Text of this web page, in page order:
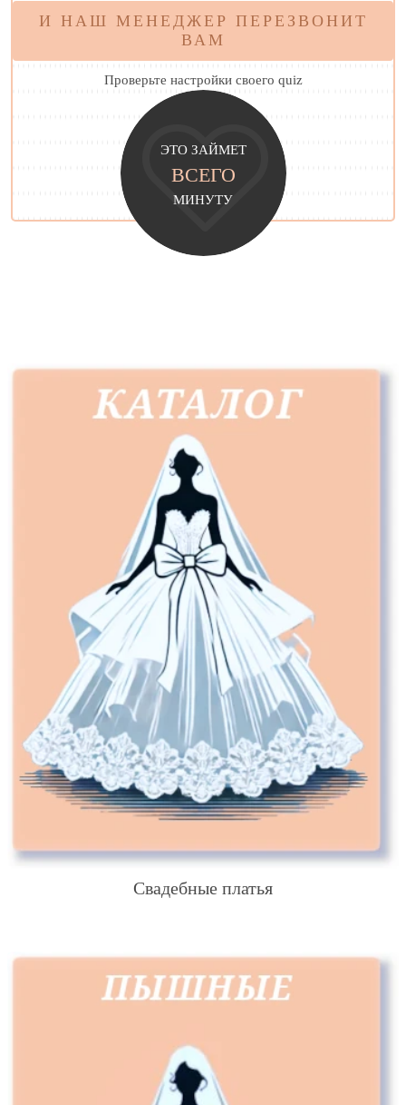
И НАШ МЕНЕДЖЕР ПЕРЕЗВОНИТ
ВАМ
Проверьте настройки своего quiz
ЭТО ЗАЙМЕТ
ВСЕГО
МИНУТУ
Свадебные платья